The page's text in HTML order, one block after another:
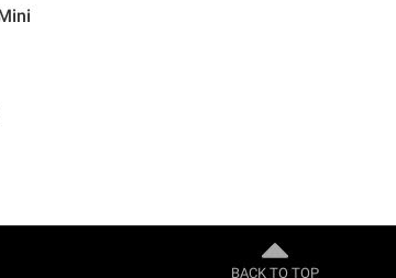
BACK TO TOP